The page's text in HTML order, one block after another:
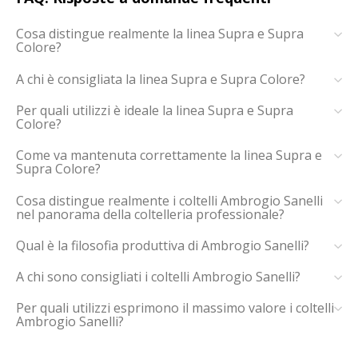
Cosa distingue realmente la linea Supra e Supra
Colore?
A chi è consigliata la linea Supra e Supra Colore?
Per quali utilizzi è ideale la linea Supra e Supra
Colore?
Come va mantenuta correttamente la linea Supra e
Supra Colore?
Cosa distingue realmente i coltelli Ambrogio Sanelli
nel panorama della coltelleria professionale?
Qual è la filosofia produttiva di Ambrogio Sanelli?
A chi sono consigliati i coltelli Ambrogio Sanelli?
Per quali utilizzi esprimono il massimo valore i coltelli
Ambrogio Sanelli?